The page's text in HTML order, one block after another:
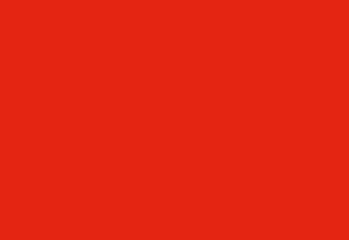
r. o dostępności cyfrowej stron internetowych
Status pod względem
z ustawą o
Przygotowanie deklaracji w